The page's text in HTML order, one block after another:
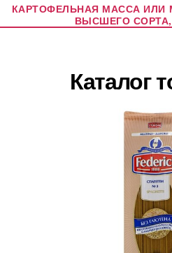
КАРТОФЕЛЬНАЯ МАССА ИЛИ
ВЫСШЕГО
Каталог